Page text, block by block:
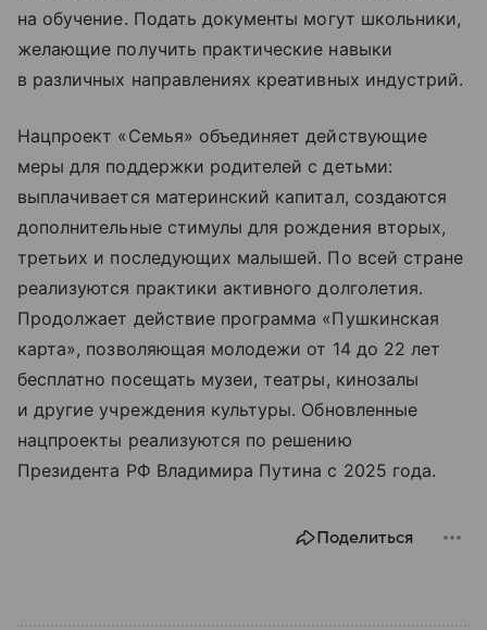
на обучение. Подать документы могут школьники,
желающие получить практические навыки
в различных направлениях креативных индустрий.
Нацпроект «Семья» объединяет действующие
меры для поддержки родителей с детьми:
выплачивается материнский капитал, создаются
дополнительные стимулы для рождения вторых,
третьих и последующих малышей. По всей стране
реализуются практики активного долголетия.
Продолжает действие программа «Пушкинская
карта», позволяющая молодежи от 14 до 22 лет
бесплатно посещать музеи, театры, кинозалы
и другие учреждения культуры. Обновленные
нацпроекты реализуются по решению
Президента РФ Владимира Путина с 2025 года.
Поделиться